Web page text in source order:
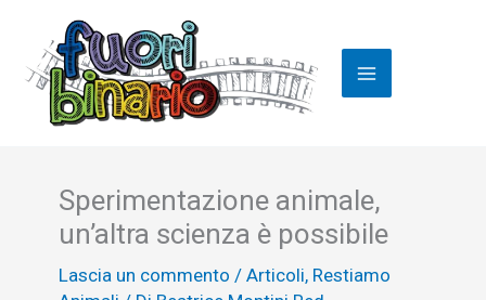
contenuto
Sperimentazione animale,
un’altra scienza è possibile
Lascia un commento / Articoli, Restiamo